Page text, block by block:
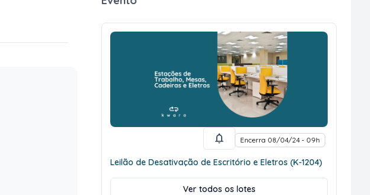
Encerra 08/04/24 - 09h
Leilão de Desativação de Escritório e Eletros (K-1204)
Ver todos os lotes